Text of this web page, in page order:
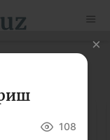
Рус
108